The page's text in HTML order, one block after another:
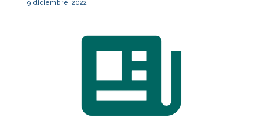
9 diciembre, 2022